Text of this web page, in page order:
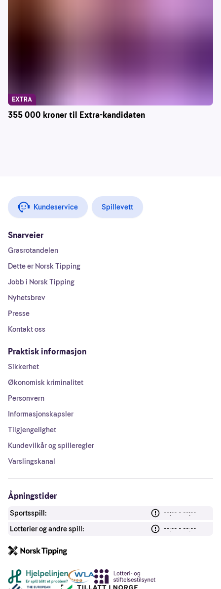
355 000 kroner til Extra-kandidaten
EXTRA
Kundeservice Spillevett
Snarveier
Grasrotandelen
Dette er Norsk Tipping
Jobb i Norsk Tipping
Nyhetsbrev
Presse
Kontakt oss
Praktisk informasjon
Sikkerhet
Økonomisk kriminalitet
Personvern
Informasjonskapsler
Tilgjengelighet
Kundevilkår og spilleregler
Varslingskanal
Åpningstider
Sportsspill:
--:-- - --:--
Lotterier og andre spill:
--:-- - --:--
Andre lenker